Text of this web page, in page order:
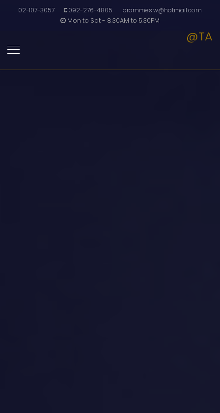
02-107-3057 092-276-4805
prommes.w@hotmail.com
Mon to Sat - 8.30AM to 5.30PM
@TA